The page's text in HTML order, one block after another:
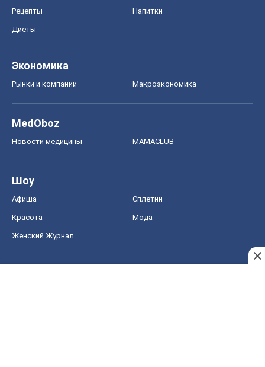
Рецепты Напитки
Диеты
Экономика
Рынки и компании Mакроэкономика
MedOboz
Новости медицины MAMACLUB
Шоу
Афиша Сплетни
Красота Мода
Женский Журнал